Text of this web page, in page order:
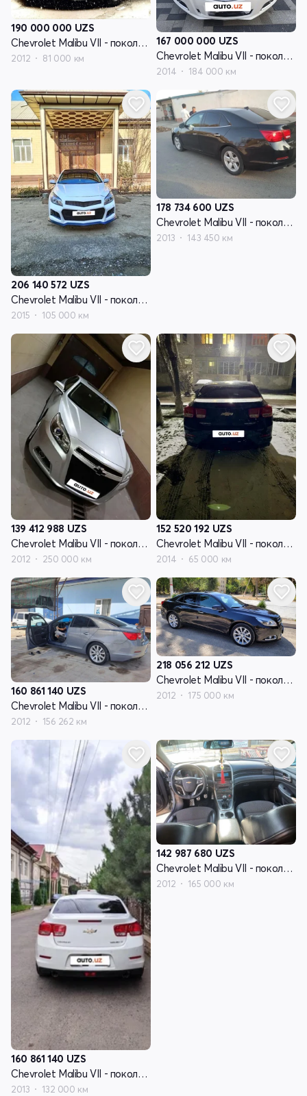
190 000 000 UZS
Chevrolet Malibu VII - поколение
2012 81 000 км
167 000 000 UZS
Chevrolet Malibu VII - поколение
2014 184 000 км
206 140 572 UZS
Chevrolet Malibu VII - поколение
2015 105 000 км
178 734 600 UZS
Chevrolet Malibu VII - поколение
2013 143 450 км
139 412 988 UZS
Chevrolet Malibu VII - поколение
2012 250 000 км
152 520 192 UZS
Chevrolet Malibu VII - поколение
2014 65 000 км
160 861 140 UZS
Chevrolet Malibu VII - поколение
2012 156 262 км
218 056 212 UZS
Chevrolet Malibu VII - поколение
2012 175 000 км
160 861 140 UZS
Chevrolet Malibu VII - поколение
2013 132 000 км
142 987 680 UZS
Chevrolet Malibu VII - поколение
2012 165 000 км